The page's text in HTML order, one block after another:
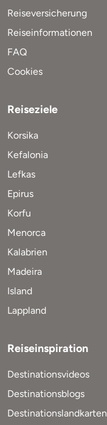
Reiseversicherung
Reiseinformationen
FAQ
Cookies
Reiseziele
Korsika
Kefalonia
Lefkas
Epirus
Korfu
Menorca
Kalabrien
Madeira
Island
Lappland
Reiseinspiration
Destinationsvideos
Destinationsblogs
Destinationslandkarten